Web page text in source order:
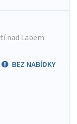
nad Labem
BEZ NABÍDKY